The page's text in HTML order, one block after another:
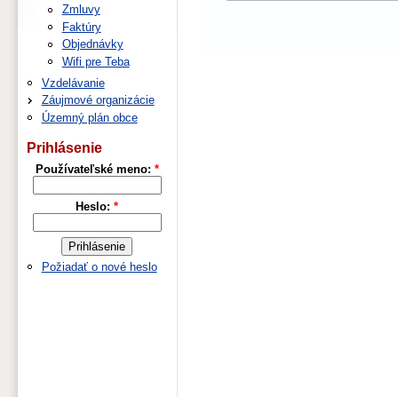
Zmluvy
Faktúry
Objednávky
Wifi pre Teba
Vzdelávanie
Záujmové organizácie
Územný plán obce
Prihlásenie
Používateľské meno: *
Heslo: *
Požiadať o nové heslo